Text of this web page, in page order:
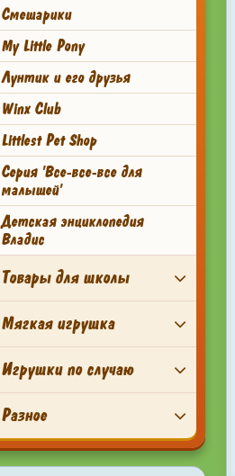
Смешарики
My Little Pony
Лунтик и его друзья
Winx Club
Littlest Pet Shop
Серия 'Все-все-все для
малышей'
Детская энциклопедия
Владис
Товары для школы
Мягкая игрушка
Игрушки по случаю
Разное